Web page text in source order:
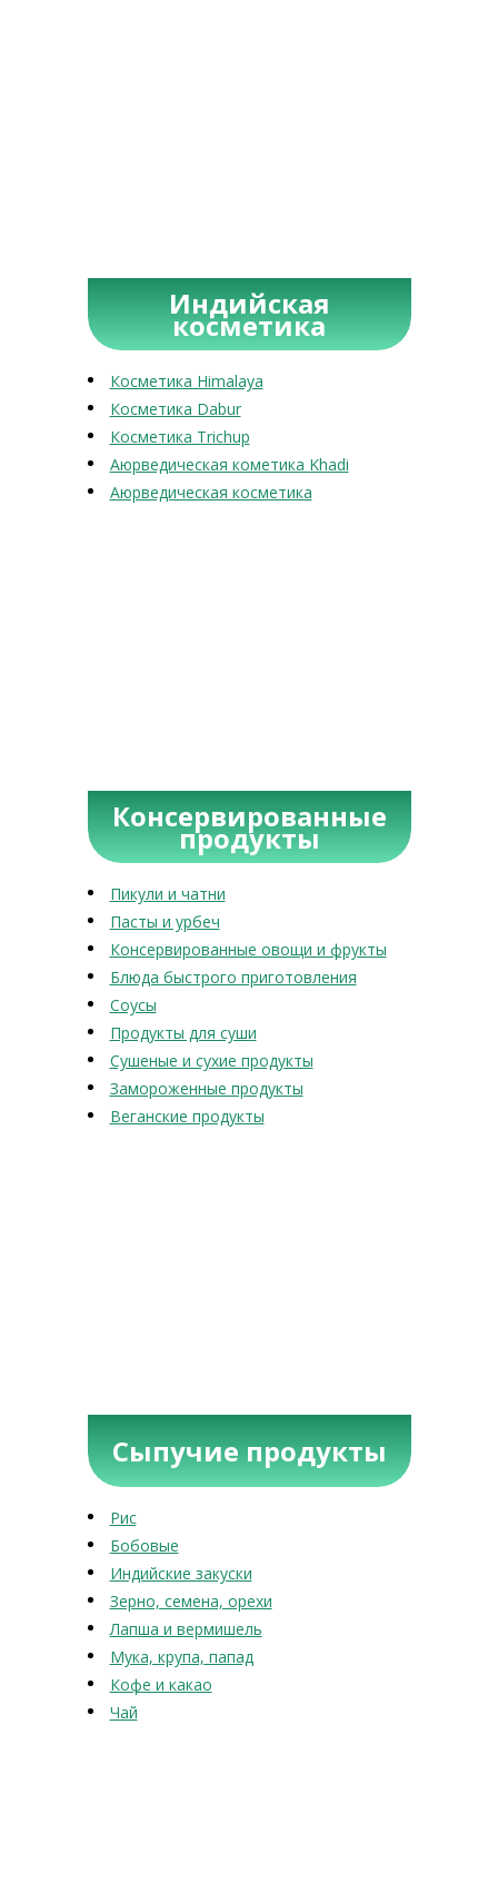
Индийская
косметика
Косметика Himalaya
Косметика Dabur
Косметика Trichup
Аюрведическая кометика Khadi
Аюрведическая косметика
Консервированные
продукты
Пикули и чатни
Пасты и урбеч
Консервированные овощи и фрукты
Блюда быстрого приготовления
Соусы
Продукты для суши
Сушеные и сухие продукты
Замороженные продукты
Веганские продукты
Сыпучие продукты
Рис
Бобовые
Индийские закуски
Зерно, семена, орехи
Лапша и вермишель
Мука, крупа, папад
Кофе и какао
Чай